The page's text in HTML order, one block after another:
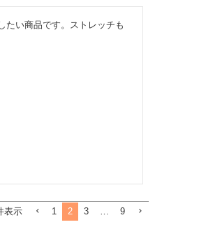
たい商品です。ストレッチも
表示 1 2 3 9